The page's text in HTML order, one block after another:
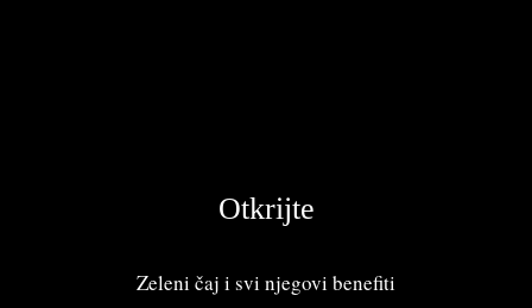
Otkrijte
Zeleni čaj i svi njegovi benefiti